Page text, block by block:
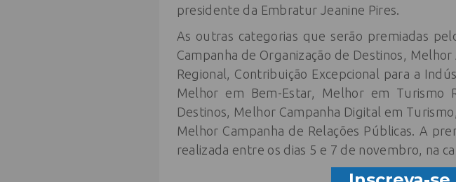
presidente da Embratur Jeanine Pires.
As outras categorias que serão premiadas
Campanha de Organização de Destinos,
Regional, Contribuição Excepcional para a
Melhor em Bem-Estar, Melhor em Turismo
Destinos, Melhor Campanha Digital em
Melhor Campanha de Relações Públicas. A
realizada entre os dias 5 e 7 de novembro, na